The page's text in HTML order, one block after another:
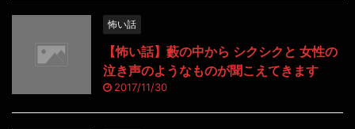
怖い話
【怖い話】藪の中から シクシクと 女性の
泣き声のようなものが聞こえてきます
2017/11/30